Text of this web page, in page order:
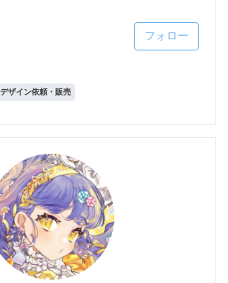
フォロー
デザイン依頼・販売